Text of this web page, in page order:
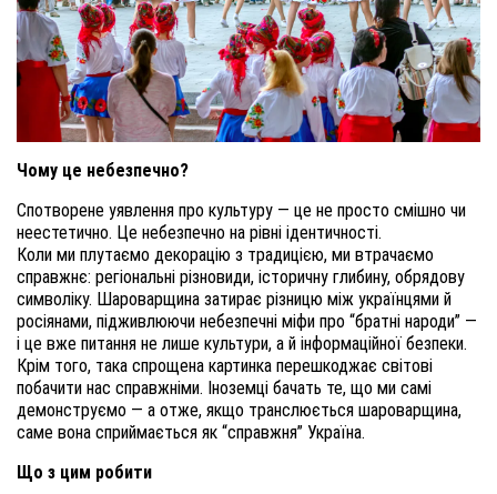
Чому це небезпечно?
Спотворене уявлення про культуру — це не просто смішно чи
неестетично. Це небезпечно на рівні ідентичності.
Коли ми плутаємо декорацію з традицією, ми втрачаємо
справжнє: регіональні різновиди, історичну глибину, обрядову
символіку. Шароварщина затирає різницю між українцями й
росіянами, підживлюючи небезпечні міфи про “братні народи” —
і це вже питання не лише культури, а й інформаційної безпеки.
Крім того, така спрощена картинка перешкоджає світові
побачити нас справжніми. Іноземці бачать те, що ми самі
демонструємо — а отже, якщо транслюється шароварщина,
саме вона сприймається як “справжня” Україна.
Що з цим робити